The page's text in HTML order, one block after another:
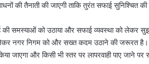
की तैनाती की जाएगी ताकि तुरंत सफाई सुनिश्चित
की समस्याओं को उठाया और सफाई व्यवस्था को लेकर
लेकर नगर निगम को और सख्त कदम उठाने की जरूरत
जाएगा और किसी भी स्तर पर लापरवाही पाए जाने पर